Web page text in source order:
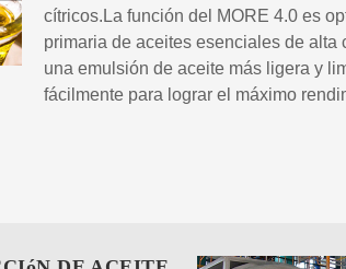
cítricos.La función del MORE 4.0 es
primaria de aceites esenciales de alta
una emulsión de aceite más ligera y
fácilmente para lograr el máximo